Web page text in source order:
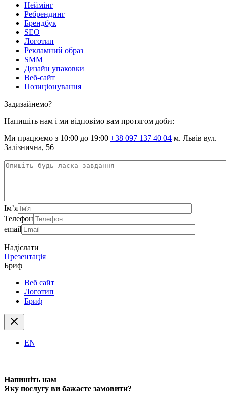
Неймінг
Ребрендинг
Брендбук
SEO
Логотип
Рекламний образ
SMM
Дизайн упаковки
Веб-сайт
Позиціонування
Задизайнемо?
Напишіть нам і ми відповімо вам протягом доби:
Ми працюємо з 10:00 до 19:00 +38 097 137 40 04 м. Львів вул.
Залізнична, 56
Ім’я
Телефон
email
Надіслати
Презентація
Бриф
Веб сайт
Логотип
Бриф
EN
Напишіть нам
Яку послугу ви бажаєте замовити?